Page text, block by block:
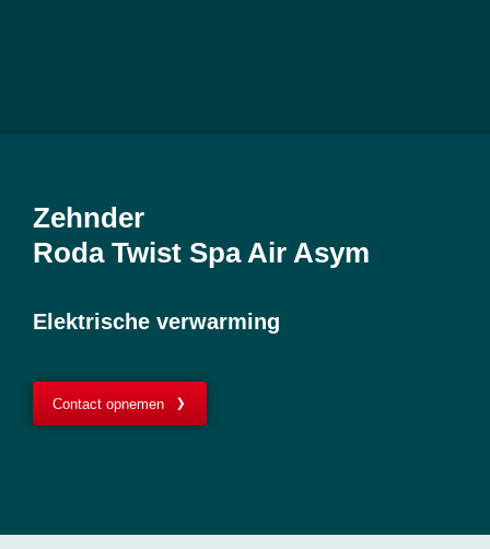
Zehnder
Roda Twist Spa Air Asym
Elektrische verwarming
Contact opnemen